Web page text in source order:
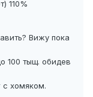
110%
Вижу пока
100 тыщ. обидев
с хомяком.